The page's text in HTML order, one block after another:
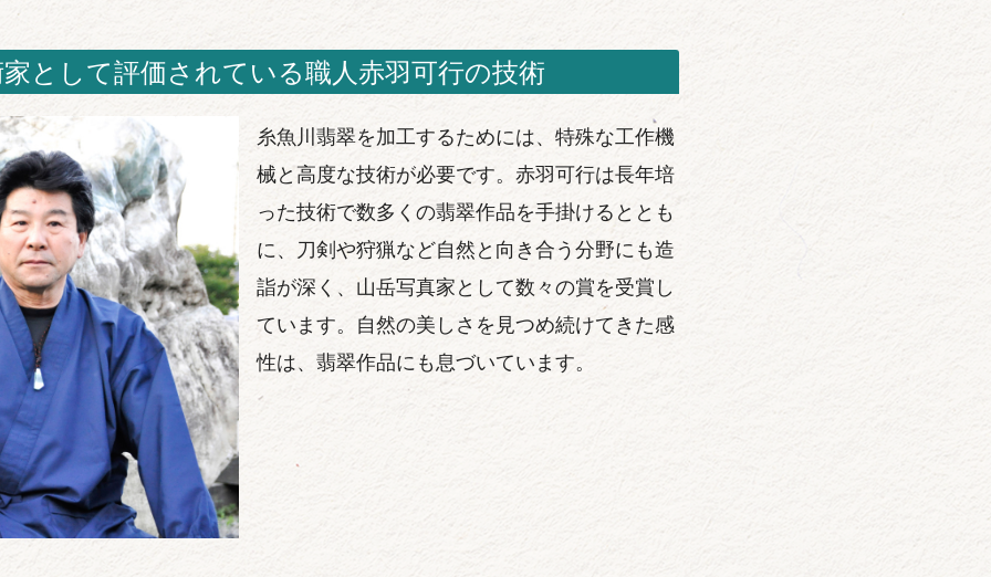
として評価されている職人赤羽可行の技術
糸魚川翡翠を加工するためには、特殊な工作機
械と高度な技術が必要です。赤羽可行は長年培
った技術で数多くの翡翠作品を手掛けるととも
に、刀剣や狩猟など自然と向き合う分野にも造
詣が深く、山岳写真家として数々の賞を受賞し
ています。自然の美しさを見つめ続けてきた感
性は、翡翠作品にも息づいています。